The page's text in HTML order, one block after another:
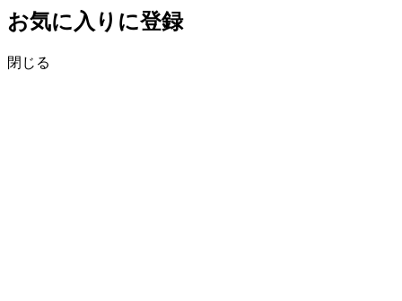
お気に入りに登録
閉じる